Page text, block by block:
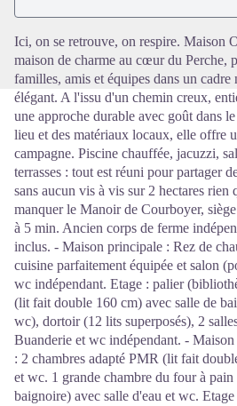
Ici, on se retrouve, on respire. Maison
maison de charme au cœur du Perche,
familles, amis et équipes dans un cadre
élégant. A l'issu d'un chemin creux,
une approche durable avec goût dans
lieu et des matériaux locaux, elle offre
campagne. Piscine chauffée, jacuzzi,
terrasses : tout est réuni pour partager
sans aucun vis à vis sur 2 hectares rien
manquer le Manoir de Courboyer,
à 5 min. Ancien corps de ferme
inclus. - Maison principale : Rez de
cuisine parfaitement équipée et salon
wc indépendant. Etage : palier
(lit fait double 160 cm) avec salle de
wc), dortoir (12 lits superposés), 2
Buanderie et wc indépendant. - Maison
: 2 chambres adapté PMR (lit fait
et wc. 1 grande chambre du four à
baignoire) avec salle d'eau et wc.